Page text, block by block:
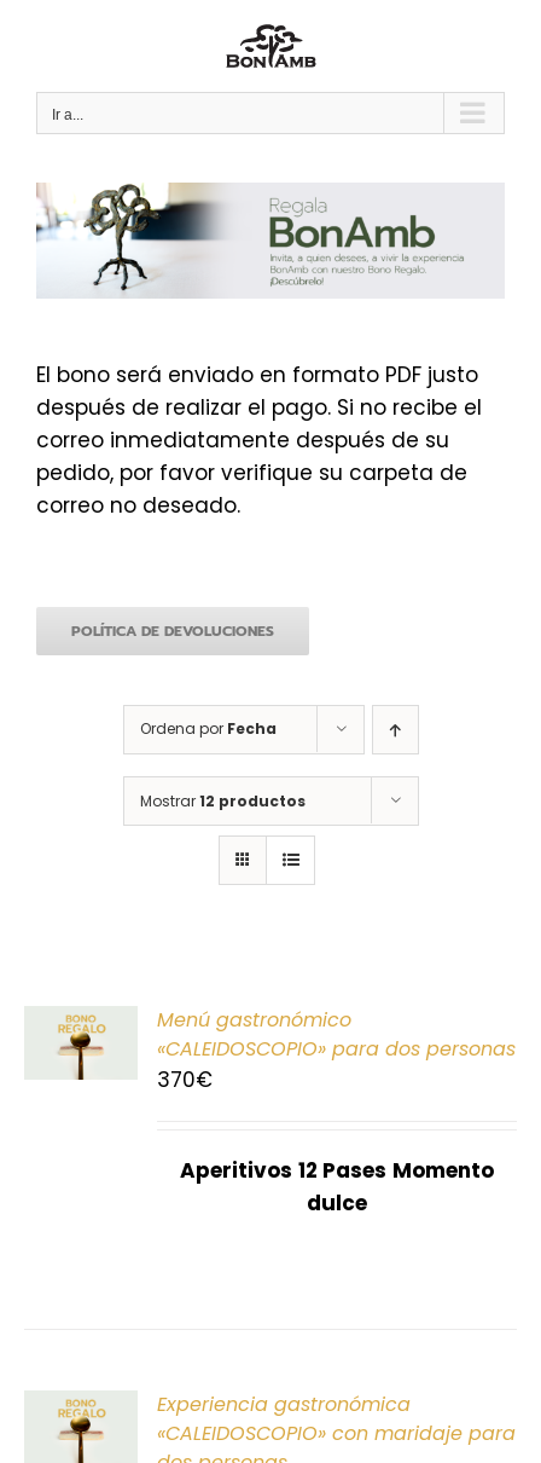
Ir a...
El bono será enviado en formato PDF justo
después de realizar el pago. Si no recibe el
correo inmediatamente después de su
pedido, por favor verifique su carpeta de
correo no deseado.
POLÍTICA DE DEVOLUCIONES
Ordena por Fecha
Mostrar12 productos
Menú gastronómico
«CALEIDOSCOPIO» para dos personas
370€
Aperitivos 12 Pases Momento
dulce
Experiencia gastronómica
«CALEIDOSCOPIO» con maridaje para